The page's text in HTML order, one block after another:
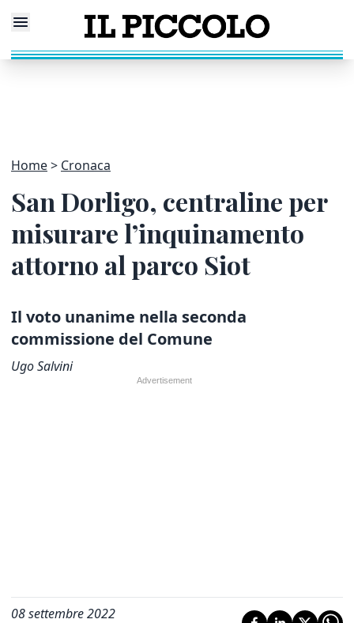
Home Cronaca
San Dorligo, centraline per
misurare l’inquinamento
attorno al parco Siot
Il voto unanime nella seconda
commissione del Comune
Ugo Salvini
08 settembre 2022